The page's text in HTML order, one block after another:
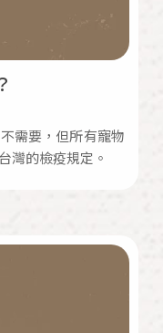
需要，但所有寵物
灣的檢疫規定。